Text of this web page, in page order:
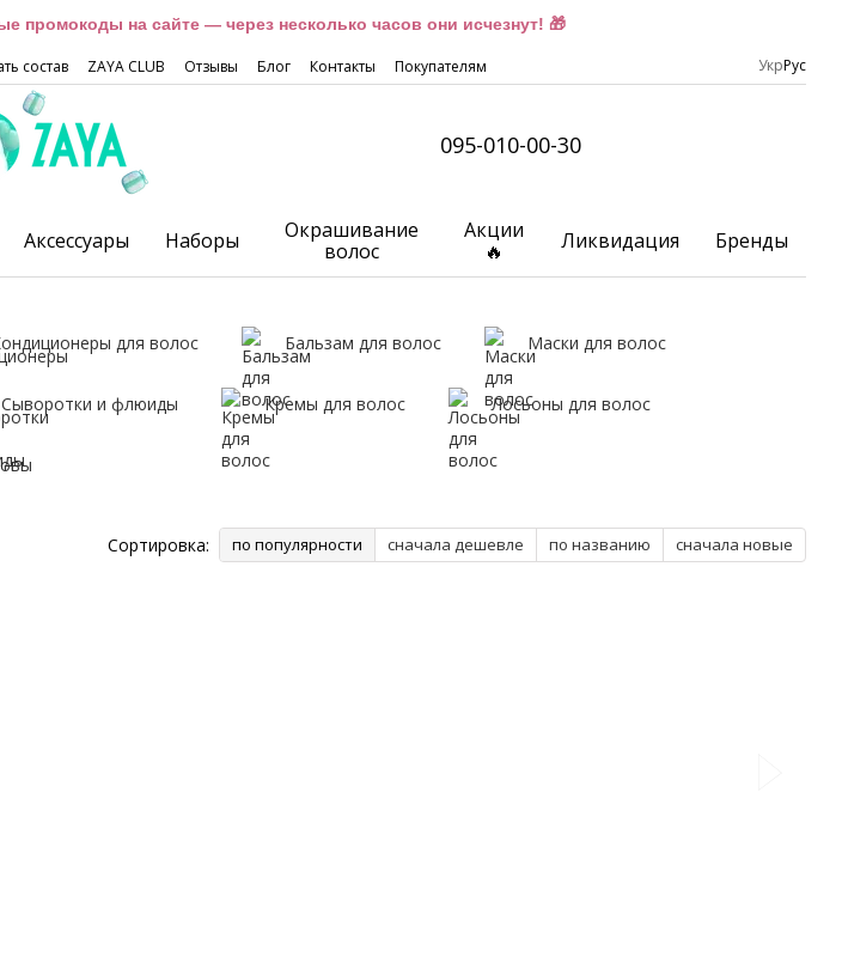
промокоды на сайте — через несколько часов они исчезнут! 🎁
состав ZAYA CLUB Отзывы Блог Контакты Покупателям УкрРус
095-010-00-30
Аксессуары Наборы
Окрашивание
волос
Акции
🔥
Ликвидация Бренды
для волос Бальзам для волос Маски для волос
Сыворотки и флюиды Кремы для волос Лосьоны для волос
Сортировка: по популярности сначала дешевле по названию сначала новые